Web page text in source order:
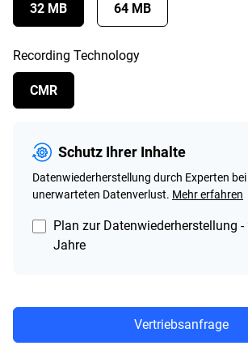
32 MB 64 MB
Recording Technology
CMR
Schutz Ihrer Inhalte
Datenwiederherstellung durch Experten
unerwarteten Datenverlust. Mehr erfahren
Plan zur Datenwiederherstellung -
Jahre
Vertriebsanfrage